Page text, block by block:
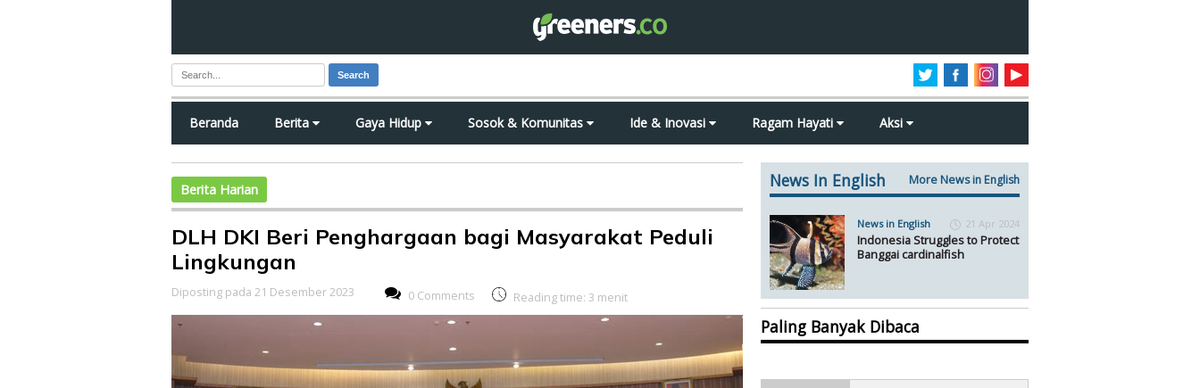
Search
Beranda Berita Gaya Hidup Sosok & Komunitas Ide & Inovasi Ragam Hayati Aksi
Berita Harian
DLH DKI Beri Penghargaan bagi Masyarakat Peduli
Lingkungan
Diposting pada 21 Desember 2023 0 Comments Reading time: 3 menit
News In English More News in English
News in English 21 Apr 2024
Indonesia Struggles to Protect
Banggai cardinalfish
Paling Banyak Dibaca